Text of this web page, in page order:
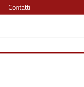
Contatti